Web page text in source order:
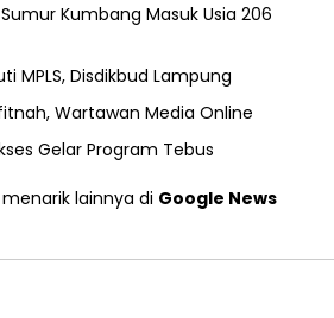
Kumbang Masuk Usia 206
MPLS, Disdikbud Lampung
Wartawan Media Online
Gelar Program Tebus
lainnya di Google News